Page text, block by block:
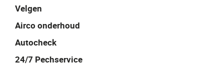
Velgen
Airco onderhoud
Autocheck
24/7 Pechservice